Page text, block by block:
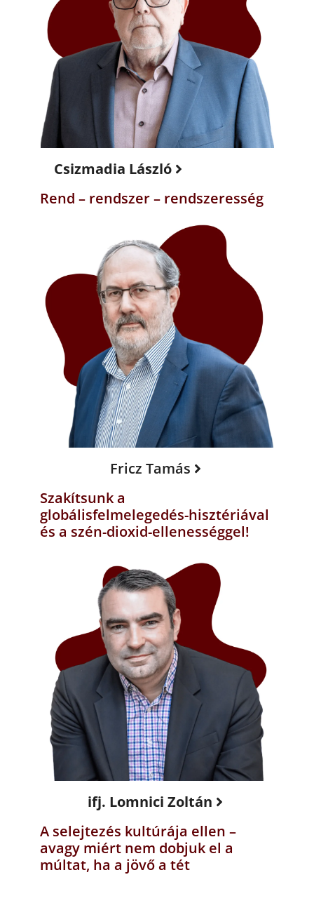
Csizmadia László
Rend – rendszer – rendszeresség
Fricz Tamás
Szakítsunk a
globálisfelmelegedés-hisztériával
és a szén-dioxid-ellenességgel!
ifj. Lomnici Zoltán
A selejtezés kultúrája ellen –
avagy miért nem dobjuk el a
múltat, ha a jövő a tét